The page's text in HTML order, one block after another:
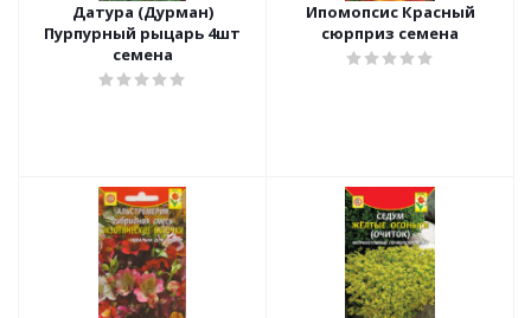
Датура (Дурман)
Пурпурный рыцарь 4шт
семена
Ипомопсис Красный
сюрприз семена